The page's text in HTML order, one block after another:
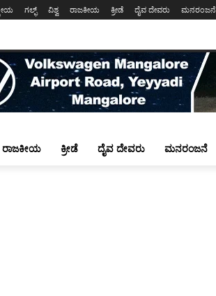
ಗಲ್ಫ್ ವಿಶ್ವ ರಾಜಕೀಯ ಕ್ರೀಡೆ ದೈವ ದೇವರು ಮನರಂಜನೆ
ರಾಜಕೀಯ ಕ್ರೀಡೆ ದೈವ ದೇವರು ಮನರಂಜನೆ